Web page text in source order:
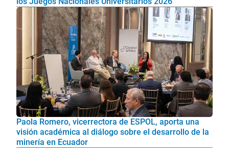
Paola Romero, vicerrectora de ESPOL, aporta una
visión académica al diálogo sobre el desarrollo de la
minería en Ecuador